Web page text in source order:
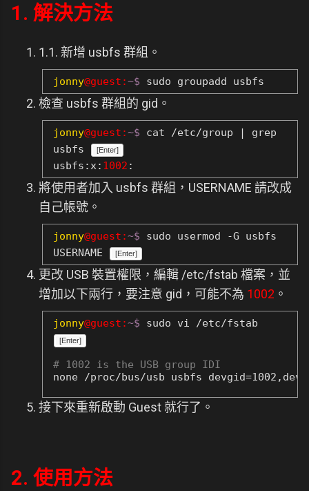
1. 解決方法
1.1. 新增 usbfs 群組。
jonny@guest:~$ sudo groupadd usbfs
檢查 usbfs 群組的 gid。
jonny@guest:~$ cat /etc/group | grep
usbfs
[Enter]
usbfs:x: 1002 :
將使用者加入 usbfs 群組，USERNAME 請改成
自己帳號。
jonny@guest:~$ sudo usermod -G usbfs
USERNAME
[Enter]
更改 USB 裝置權限，編輯 /etc/fstab 檔案，並
增加以下兩行，要注意 gid，可能不為 1002 。
jonny@guest:~$ sudo vi /etc/fstab
[Enter]
# 1002 is the USB group IDI
接下來重新啟動 Guest 就行了。
2. 使用方法